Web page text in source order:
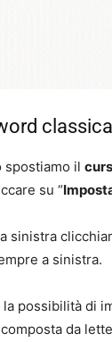
classica
spostiamo il
su “
sinistra
a sinistra.
la possibilità di
composta da